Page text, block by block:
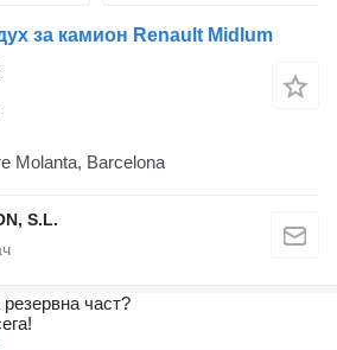
за камион Renault Midlum
Molanta, Barcelona
S.L.
част?